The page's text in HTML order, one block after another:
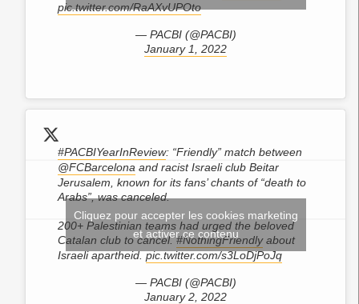
pic.twitter.com/RaAXvUPOto
— PACBI (@PACBI)
January 1, 2022
#PACBIYearInReview: “Friendly” match between
@FCBarcelona and racist Israeli club Beitar
Jerusalem, known for its fans’ chants of “death to
Arabs”, was canceled.
200+ Palestinian teams had urged the beloved
Catalan club to cancel.#NothingFriendlyabout
Israeli apartheid.pic.twitter.com/s3LoDjPoJq
— PACBI (@PACBI)
January 2, 2022
Cliquez pour accepter les cookies marketing
et activer ce contenu